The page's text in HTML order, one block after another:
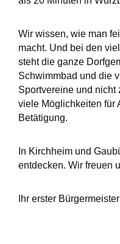
Wir wissen, wie man
macht. Und bei den
steht die ganze
Schwimmbad und die
Sportvereine und nicht
viele Möglichkeiten für
Betätigung.
In Kirchheim und
entdecken. Wir freuen
Ihr erster